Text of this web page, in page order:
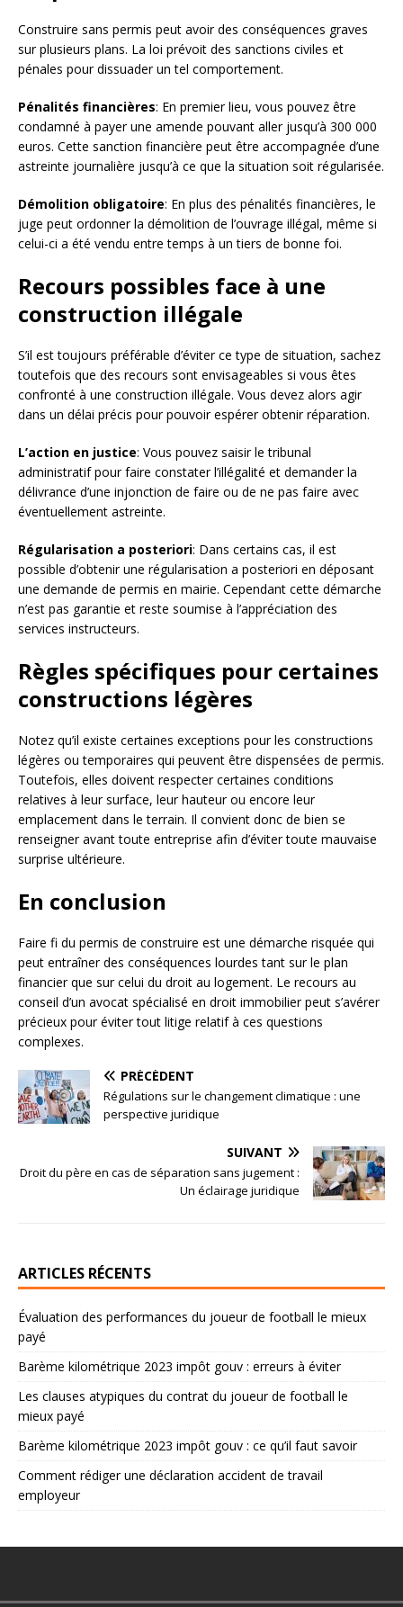
Construire sans permis peut avoir des conséquences graves
sur plusieurs plans. La loi prévoit des sanctions civiles et
pénales pour dissuader un tel comportement.
Pénalités financières: En premier lieu, vous pouvez être
condamné à payer une amende pouvant aller jusqu’à 300 000
euros. Cette sanction financière peut être accompagnée d’une
astreinte journalière jusqu’à ce que la situation soit régularisée.
Démolition obligatoire: En plus des pénalités financières, le
juge peut ordonner la démolition de l’ouvrage illégal, même si
celui-ci a été vendu entre temps à un tiers de bonne foi.
Recours possibles face à une
construction illégale
S’il est toujours préférable d’éviter ce type de situation, sachez
toutefois que des recours sont envisageables si vous êtes
confronté à une construction illégale. Vous devez alors agir
dans un délai précis pour pouvoir espérer obtenir réparation.
L’action en justice: Vous pouvez saisir le tribunal
administratif pour faire constater l’illégalité et demander la
délivrance d’une injonction de faire ou de ne pas faire avec
éventuellement astreinte.
Régularisation a posteriori: Dans certains cas, il est
possible d’obtenir une régularisation a posteriori en déposant
une demande de permis en mairie. Cependant cette démarche
n’est pas garantie et reste soumise à l’appréciation des
services instructeurs.
Règles spécifiques pour certaines
constructions légères
Notez qu’il existe certaines exceptions pour les constructions
légères ou temporaires qui peuvent être dispensées de permis.
Toutefois, elles doivent respecter certaines conditions
relatives à leur surface, leur hauteur ou encore leur
emplacement dans le terrain. Il convient donc de bien se
renseigner avant toute entreprise afin d’éviter toute mauvaise
surprise ultérieure.
En conclusion
Faire fi du permis de construire est une démarche risquée qui
peut entraîner des conséquences lourdes tant sur le plan
financier que sur celui du droit au logement. Le recours au
conseil d’un avocat spécialisé en droit immobilier peut s’avérer
précieux pour éviter tout litige relatif à ces questions
complexes.
PRÉCÉDENT
Régulations sur le changement climatique : une
perspective juridique
SUIVANT
Droit du père en cas de séparation sans jugement :
Un éclairage juridique
ARTICLES RÉCENTS
Évaluation des performances du joueur de football le mieux
payé
Barème kilométrique 2023 impôt gouv : erreurs à éviter
Les clauses atypiques du contrat du joueur de football le
mieux payé
Barème kilométrique 2023 impôt gouv : ce qu’il faut savoir
Comment rédiger une déclaration accident de travail
employeur